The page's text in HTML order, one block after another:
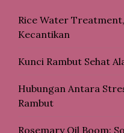
Rice Water
Kecantikan
Kunci Rambut Sehat
Hubungan Antara
Rambut
Rosemary Oil Boom: